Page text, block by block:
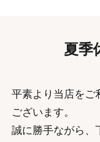
夏季
平素より当店をご
ございます。
誠に勝手ながら、